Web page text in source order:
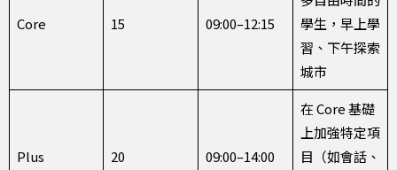
Core 15 09:00–12:15
學生，早上學
習、下午探索
城市
Plus 20 09:00–14:00
在 Core 基礎
上加強特定項
目（如會話、